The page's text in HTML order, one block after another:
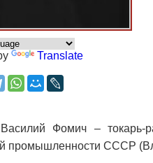
Translate
Фомич – токарь-
промышленности СССР